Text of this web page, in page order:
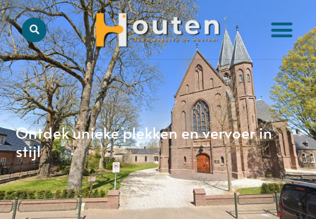
Ontdek unieke plekken en vervoer in
stijl